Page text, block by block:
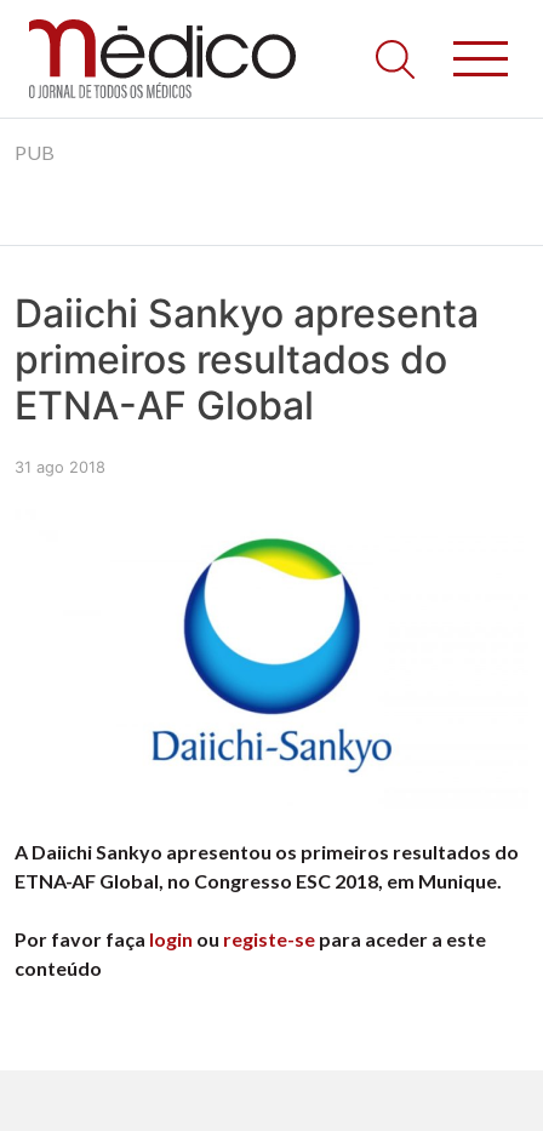
to
Jornal Médico
Médico – O Jornal de Todos os Médicos. Onde as notícias
realmente contam! Tudo o que se passa na Saúde!
PUB
Daiichi Sankyo apresenta
primeiros resultados do
ETNA-AF Global
31 ago 2018
A Daiichi Sankyo apresentou os primeiros resultados do
ETNA-AF Global, no Congresso ESC 2018, em Munique.
Por favor faça login ou registe-se para aceder a este
conteúdo